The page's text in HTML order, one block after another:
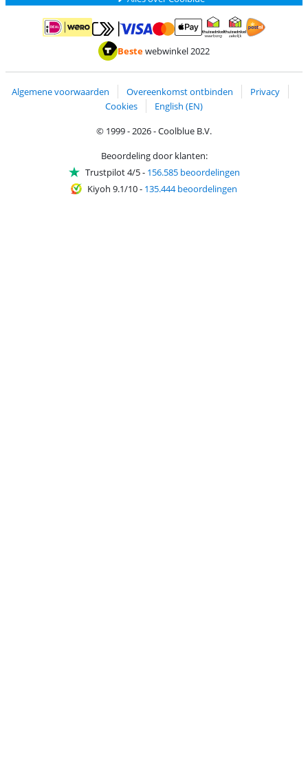
Betalen met iDEAL | WeroBetalen met MasterCard en Visa via ClickToPay
Betalen met ApplePay
Thuiswinkel waarborg
Bestewebwinkel 2022
Algemene voorwaarden Overeenkomst ontbinden
Privacy
Cookies
English (EN)
© 1999 - 2026 - Coolblue B.V.
Beoordeling door klanten:
Trustpilot 4/5- 156.585 beoordelingen
Kiyoh 9.1/10- 135.444 beoordelingen